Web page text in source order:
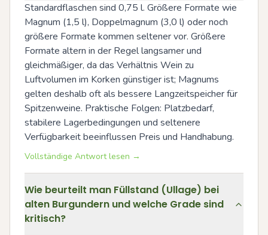
Standardflaschen sind 0,75 l. Größere Formate wie
Magnum (1,5 l), Doppelmagnum (3,0 l) oder noch
größere Formate kommen seltener vor. Größere
Formate altern in der Regel langsamer und
gleichmäßiger, da das Verhältnis Wein zu
Luftvolumen im Korken günstiger ist; Magnums
gelten deshalb oft als bessere Langzeitspeicher für
Spitzenweine. Praktische Folgen: Platzbedarf,
stabilere Lagerbedingungen und seltenere
Verfügbarkeit beeinflussen Preis und Handhabung.
Vollständige Antwort lesen →
Wie beurteilt man Füllstand (Ullage) bei
alten Burgundern und welche Grade sind
kritisch?